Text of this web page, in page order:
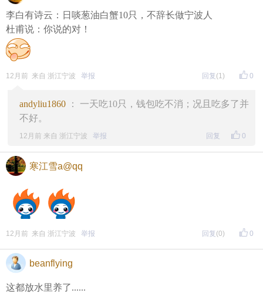
李白有诗云：日啖葱油白蟹10只，不辞长做宁波人
杜甫说：你说的对！
0
12月前 来自 浙江宁波 举报 回复 (1)
andyliu1860 ： 一天吃10只，钱包吃不消；况且吃多了并
不好。
0
12月前 来自 浙江宁波 举报 回复
寒江雪a@qq
0
12月前 来自 浙江宁波 举报 回复 (0)
beanflying
这都放水里养了......